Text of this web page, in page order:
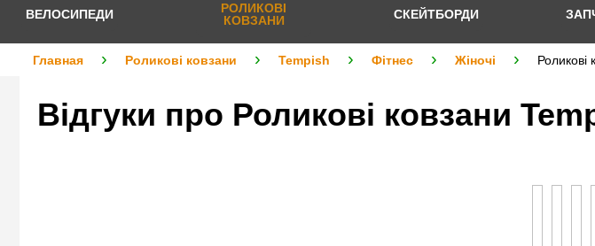
ВЕЛОСИПЕДИ
РОЛИКОВІ
КОВЗАНИ
СКЕЙТБОРДИ
Главная Роликові ковзани Tempish Фітнес Жіночі Роликові
Відгуки про Роликові ковзани